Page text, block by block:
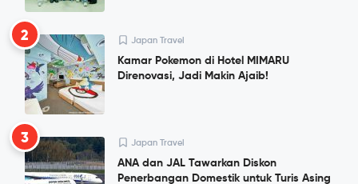
2 Japan Travel
Kamar Pokemon di Hotel MIMARU
Direnovasi, Jadi Makin Ajaib!
3 Japan Travel
ANA dan JAL Tawarkan Diskon
Penerbangan Domestik untuk Turis Asing